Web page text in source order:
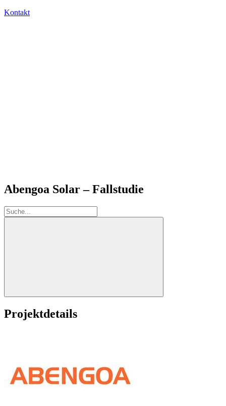
Kontakt
Abengoa Solar – Fallstudie
Suche:
Projektdetails